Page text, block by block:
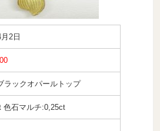
2日
ラックオパールトップ
色石マルチ:0,25ct